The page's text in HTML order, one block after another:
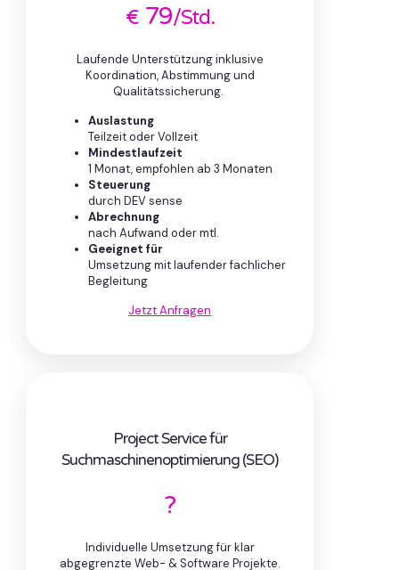
€79/Std.
Laufende Unterstützung inklusive
Koordination, Abstimmung und
Qualitätssicherung.
Auslastung
Teilzeit oder Vollzeit
Mindestlaufzeit
1 Monat, empfohlen ab 3 Monaten
Steuerung
durch DEV sense
Abrechnung
nach Aufwand oder mtl.
Geeignet für
Umsetzung mit laufender fachlicher
Begleitung
Jetzt Anfragen
Project Service für
Suchmaschinenoptimierung (SEO)
?
Individuelle Umsetzung für klar
abgegrenzte Web- & Software Projekte.